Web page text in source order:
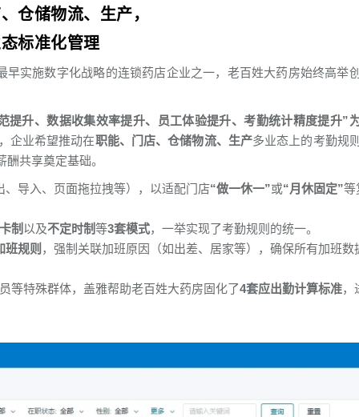
仓储物流、生产，
标准化管理
早实施数字化战略的连锁药店企业之一，老百姓大药房始终高举
提升、数据收集效率提升、员工体验提升、考勤统计精度提升”
企业希望推动在职能、门店、仓储物流、生产多业态上的考勤规
共享奠定基础。
、导入、页面拖拉拽等），以适配门店“做一休一”或“月休固定”等
制 以及不定时制等3套模式，一举实现了考勤规则的统一。
班规则 ，强制关联加班原因（如出差、居家等），确保所有加班数
等特殊群体，盖雅帮助老百姓大药房固化了4套应出勤计算标准，